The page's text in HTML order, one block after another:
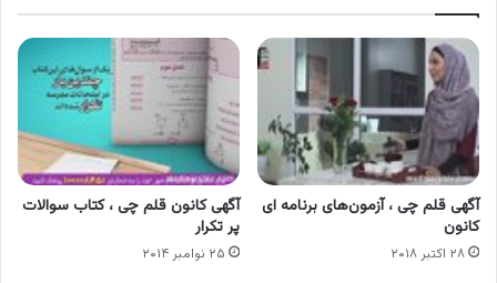
آگهی قلم چی ، آزمون‌های برنامه ای
کانون
۲۸ اکتبر ۲۰۱۸
آگهی کانون قلم چی ، کتاب سوالات
پر تکرار
۲۵ نوامبر ۲۰۱۴